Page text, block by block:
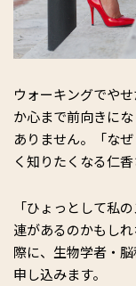
ウォーキングでや
か心まで前向きに
ありません。「な
く知りたくなる仁香
「ひょっとして私
連があるのかもし
際に、生物学者・
申し込みます。